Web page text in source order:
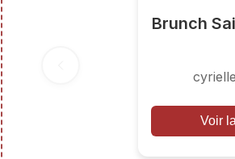
Brunch
Voir